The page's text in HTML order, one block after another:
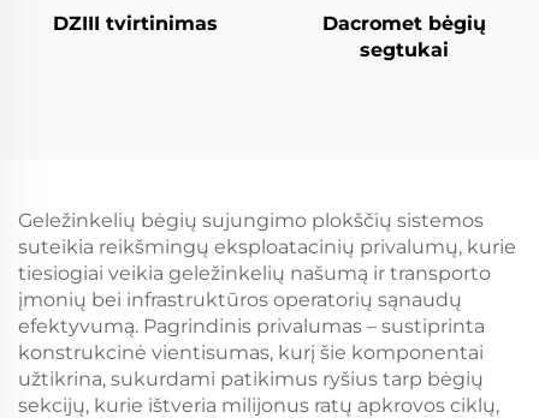
DZIII tvirtinimas
Dacromet bėgių
segtukai
Geležinkelių bėgių sujungimo plokščių sistemos
suteikia reikšmingų eksploatacinių privalumų, kurie
tiesiogiai veikia geležinkelių našumą ir transporto
įmonių bei infrastruktūros operatorių sąnaudų
efektyvumą. Pagrindinis privalumas – sustiprinta
konstrukcinė vientisumas, kurį šie komponentai
užtikrina, sukurdami patikimus ryšius tarp bėgių
sekcijų, kurie ištveria milijonus ratų apkrovos ciklų,